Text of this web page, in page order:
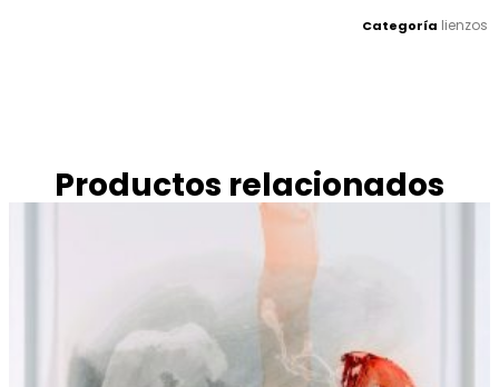
Categoría lienzos
Productos relacionados